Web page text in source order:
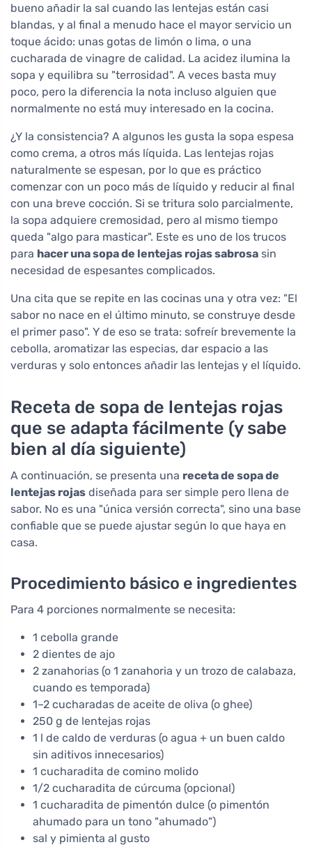
bueno añadir la sal cuando las lentejas están casi
blandas, y al final a menudo hace el mayor servicio un
toque ácido: unas gotas de limón o lima, o una
cucharada de vinagre de calidad. La acidez ilumina la
sopa y equilibra su "terrosidad". A veces basta muy
poco, pero la diferencia la nota incluso alguien que
normalmente no está muy interesado en la cocina.
¿Y la consistencia? A algunos les gusta la sopa espesa
como crema, a otros más líquida. Las lentejas rojas
naturalmente se espesan, por lo que es práctico
comenzar con un poco más de líquido y reducir al final
con una breve cocción. Si se tritura solo parcialmente,
la sopa adquiere cremosidad, pero al mismo tiempo
queda "algo para masticar". Este es uno de los trucos
para hacer una sopa de lentejas rojas sabrosa sin
necesidad de espesantes complicados.
Una cita que se repite en las cocinas una y otra vez: "El
sabor no nace en el último minuto, se construye desde
el primer paso". Y de eso se trata: sofreír brevemente la
cebolla, aromatizar las especias, dar espacio a las
verduras y solo entonces añadir las lentejas y el líquido.
Receta de sopa de lentejas rojas
que se adapta fácilmente (y sabe
bien al día siguiente)
A continuación, se presenta una receta de sopa de
lentejas rojas diseñada para ser simple pero llena de
sabor. No es una "única versión correcta", sino una base
confiable que se puede ajustar según lo que haya en
casa.
Procedimiento básico e ingredientes
Para 4 porciones normalmente se necesita:
1 cebolla grande
2 dientes de ajo
2 zanahorias (o 1 zanahoria y un trozo de calabaza,
cuando es temporada)
1–2 cucharadas de aceite de oliva (o ghee)
250 g de lentejas rojas
1 l de caldo de verduras (o agua + un buen caldo
sin aditivos innecesarios)
1 cucharadita de comino molido
1/2 cucharadita de cúrcuma (opcional)
1 cucharadita de pimentón dulce (o pimentón
ahumado para un tono "ahumado")
sal y pimienta al gusto